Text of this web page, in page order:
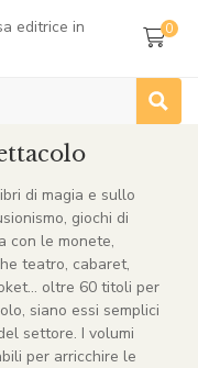
0
di magia e sullo
giochi di
con le monete,
teatro, cabaret,
oltre 60 titoli per
siano essi semplici
settore. I volumi
per arricchire le